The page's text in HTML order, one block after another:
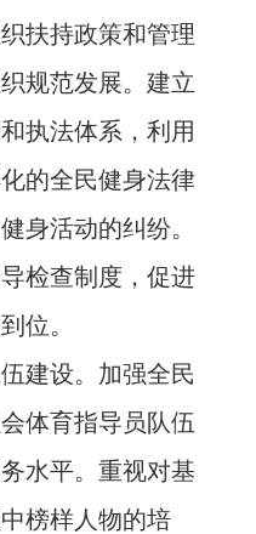
扶持政策和管理
规范发展。建立
执法体系，利用
的全民健身法律
身活动的纠纷。
检查制度，促进
位。
设。加强全民
体育指导员队伍
水平。重视对基
榜样人物的培